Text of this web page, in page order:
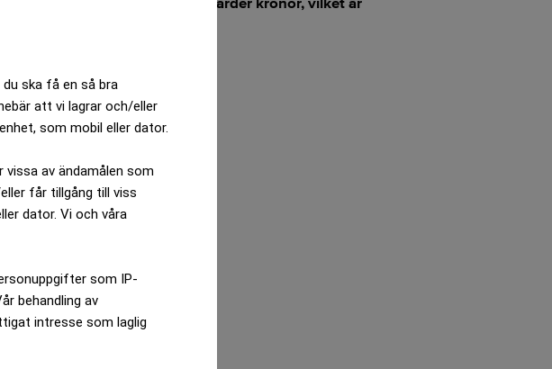
ska få en så bra
att vi lagrar och/eller
som mobil eller dator.
av ändamålen som
får tillgång till viss
dator. Vi och våra
som IP-
behandling av
intresse som laglig